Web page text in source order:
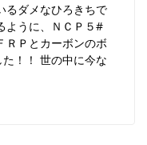
るダメなひろきちで
ように、ＮＣＰ５#
ＲＰとカーボンのボ
！！ 世の中に今な